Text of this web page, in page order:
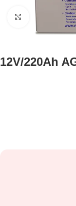
Büyütmek için
12V/220Ah